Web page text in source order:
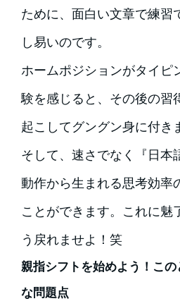
ために、面白い文章で練習
し易いのです。
ホームポジションがタイピ
験を感じると、その後の習
起こしてグングン身に付き
そして、速さでなく『日本
動作から生まれる思考効率
ことができます。これに魅
う戻れませよ！笑
親指シフトを始めよう！こ
な問題点